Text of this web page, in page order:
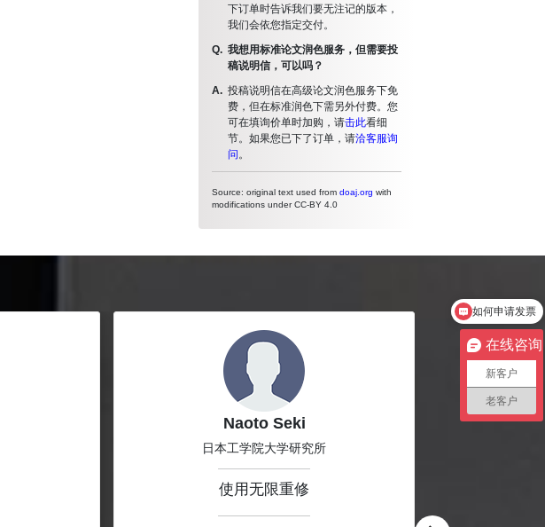
下订单时告诉我们要无注记的版本，
我们会依您指定交付。
我想用标准论文润色服务，但需要投
稿说明信，可以吗？
投稿说明信在高级论文润色服务下免
费，但在标准润色下需另外付费。您
可在填询价单时加购，请击此看细
节。如果您已下了订单，请洽客服询
问。
Source: original text used from doaj.org with
modifications under CC-BY 4.0
Naoto Seki
日本工学院大学研究所
使用无限重修
在线咨询
新客户
老客户
如何申请发票